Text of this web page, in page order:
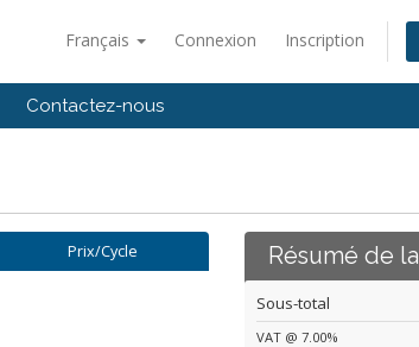
Français Connexion Inscription
Contactez-nous
Prix/Cycle Résumé de
Sous-total
VAT @ 7.00%